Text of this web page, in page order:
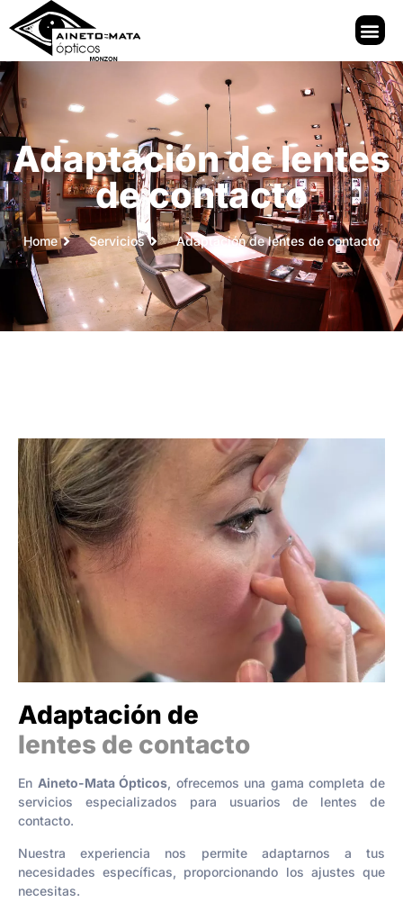
Adaptación de lentes
de contacto
Home Servicios Adaptación de lentes de contacto
Adaptación de
lentes de contacto
En Aineto-Mata Ópticos, ofrecemos una gama completa de
servicios especializados para usuarios de lentes de
contacto.
Nuestra experiencia nos permite adaptarnos a tus
necesidades específicas, proporcionando los ajustes que
necesitas.